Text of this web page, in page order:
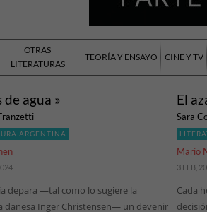
OTRAS
LITERATURAS
TEORÍA Y ENSAYO CINE Y TV
de agua »
ARGENTINA
depara —tal como lo sugiere la
danesa Inger Christensen— un devenir
El
Sara
Mario
3 FEB,
Cada